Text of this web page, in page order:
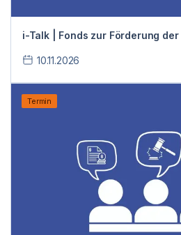
i-Talk | Fonds zur Förderung
10.11.2026
Termin